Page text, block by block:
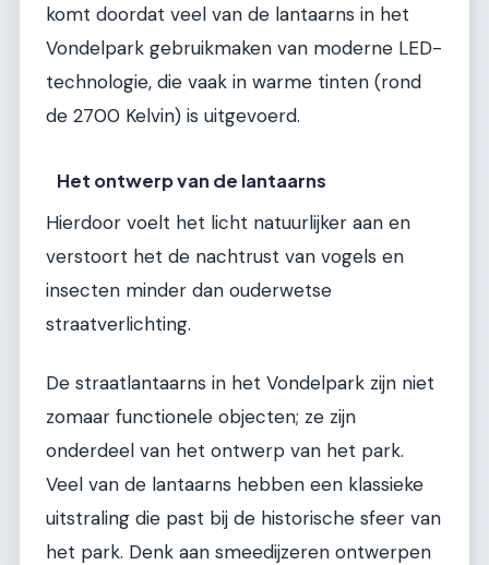
komt doordat veel van de lantaarns in het
Vondelpark gebruikmaken van moderne LED-
technologie, die vaak in warme tinten (rond
de 2700 Kelvin) is uitgevoerd.
Het ontwerp van de lantaarns
Hierdoor voelt het licht natuurlijker aan en
verstoort het de nachtrust van vogels en
insecten minder dan ouderwetse
straatverlichting.
De straatlantaarns in het Vondelpark zijn niet
zomaar functionele objecten; ze zijn
onderdeel van het ontwerp van het park.
Veel van de lantaarns hebben een klassieke
uitstraling die past bij de historische sfeer van
het park. Denk aan smeedijzeren ontwerpen